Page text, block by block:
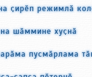
ҫирӗп режимлӑ
шӑммине хуҫнӑ
пусмӑрлама